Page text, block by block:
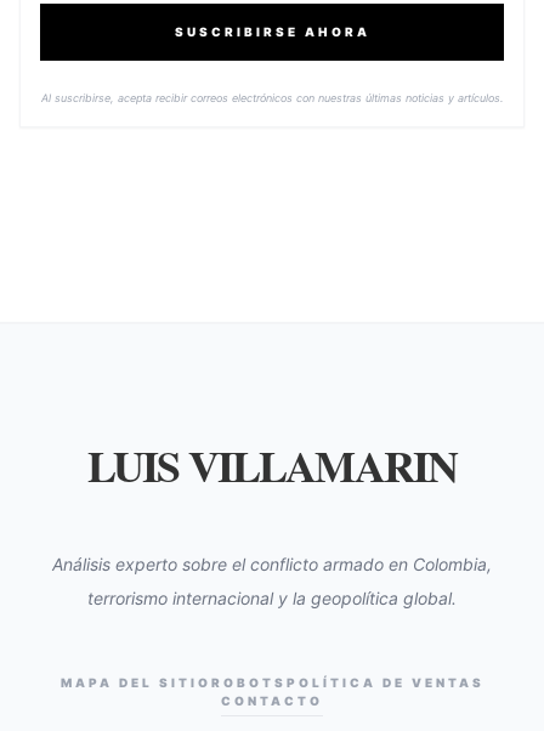
SUSCRIBIRSE AHORA
Al suscribirse, acepta recibir correos electrónicos con nuestras últimas noticias y artículos.
LUIS VILLAMARIN
Análisis experto sobre el conflicto armado en Colombia,
terrorismo internacional y la geopolítica global.
MAPA DEL SITIO ROBOTS POLÍTICA DE VENTAS
CONTACTO